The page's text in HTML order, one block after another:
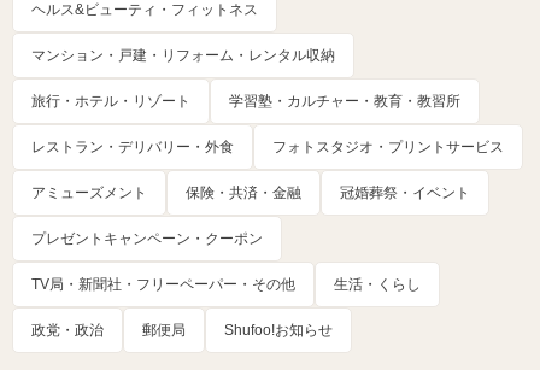
ヘルス&ビューティ・フィットネス
マンション・戸建・リフォーム・レンタル収納
旅行・ホテル・リゾート 学習塾・カルチャー・教育・教習所
レストラン・デリバリー・外食 フォトスタジオ・プリントサービス
アミューズメント 保険・共済・金融 冠婚葬祭・イベント
プレゼントキャンペーン・クーポン
TV局・新聞社・フリーペーパー・その他 生活・くらし
政党・政治 郵便局 Shufoo!お知らせ